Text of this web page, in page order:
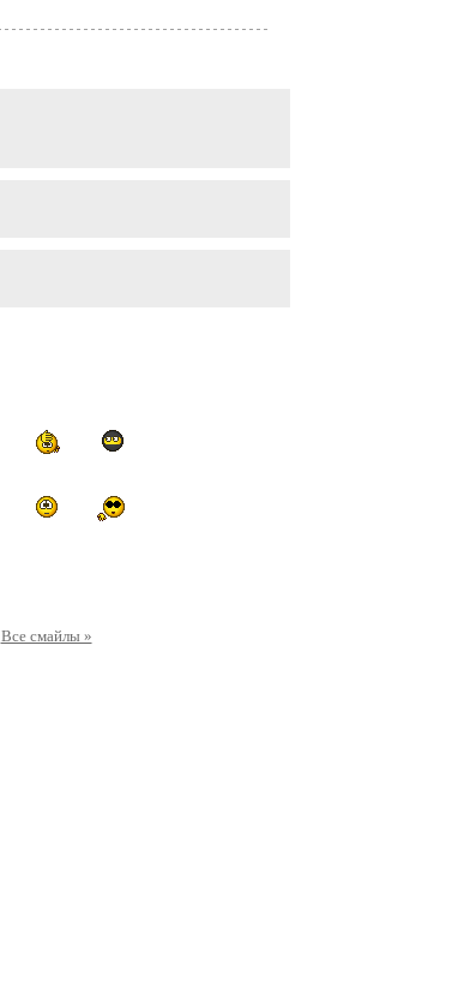
Все смайлы »